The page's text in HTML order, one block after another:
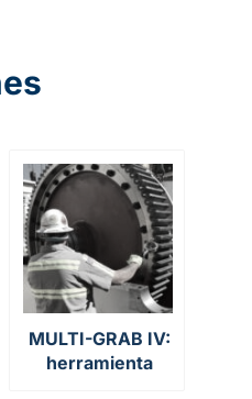
MULTI-GRAB IV:
herramienta